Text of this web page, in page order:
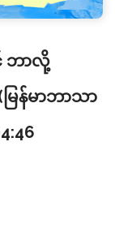
းများ
အကြံပြုချက်
က်ချက်များ
ေးထောက်ပံ့မှု
လည်ပြီး
ဥပဒေအား
စီမံခန့်ခွဲရေး
ဘာလို့
ြန်မာဘာသာ